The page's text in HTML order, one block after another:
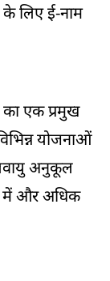
के लिए ई-नाम
का एक प्रमुख
योजनाओं
अनुकूल
में और अधिक